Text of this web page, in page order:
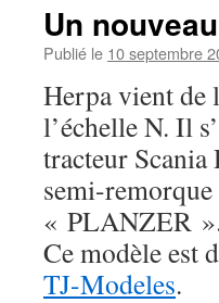
Un
Publié le 10 septembre
Herpa vient de
l’échelle N. Il
tracteur
semi-
« PLANZER
Ce modèle est
TJ-Modeles.